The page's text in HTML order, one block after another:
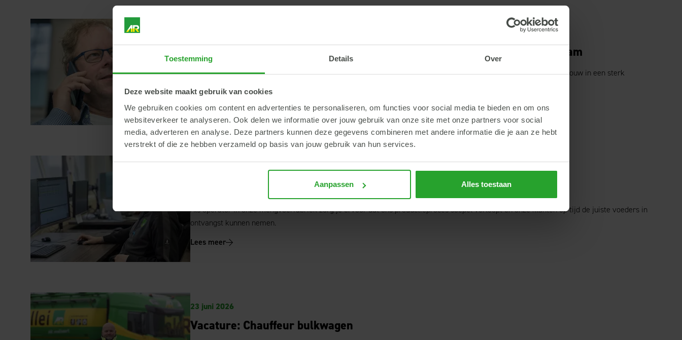
Toestemming Details Over
Deze website maakt gebruik van cookies
We gebruiken cookies om content en advertenties te personaliseren, om functies voor social media te bieden en om ons
websiteverkeer te analyseren. Ook delen we informatie over jouw gebruik van onze site met onze partners voor social
media, adverteren en analyse. Deze partners kunnen deze gegevens combineren met andere informatie die je aan ze hebt
verstrekt of die ze hebben verzameld op basis van jouw gebruik van hun services.
Aanpassen Alles toestaan
Vacature: Adviseur bedrijfsontwikkeling en vergunningen - Lienden / Didam
Ben jij de (aankomend) specialist die in staat is om ondernemers te ondersteunen bij een toekomstgerichte landbouw in een sterk
Lees meer
Als operator in onze mengvoerfabriek zorg je ervoor dat ons productieproces soepel verloopt en onze klanten op tijd de juiste voeders in
ontvangst kunnen nemen.
Lees meer
23 juni 2026
Vacature: Chauffeur bulkwagen